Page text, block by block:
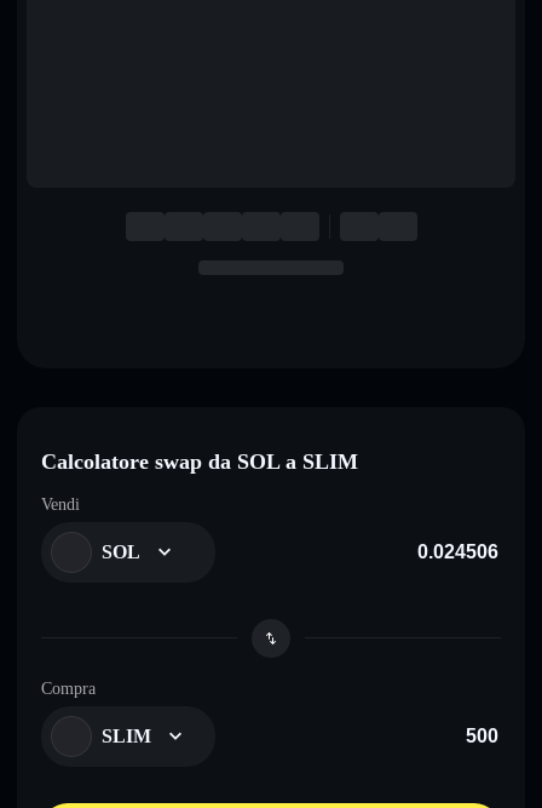
Calcolatore swap da SOL a SLIM
Vendi
SOL
Compra
SLIM